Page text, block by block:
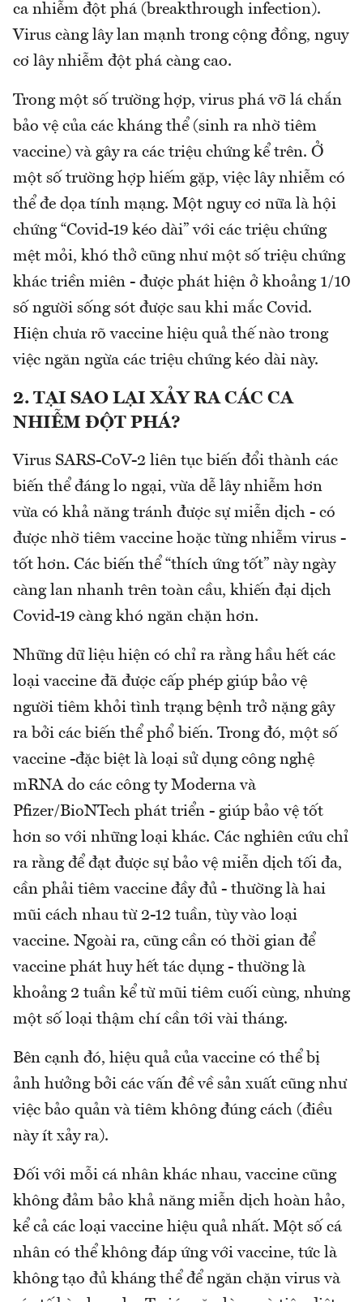
ca nhiễm đột phá (breakthrough infection).
Virus càng lây lan mạnh trong cộng đồng, nguy
cơ lây nhiễm đột phá càng cao.
Trong một số trường hợp, virus phá vỡ lá chắn
bảo vệ của các kháng thể (sinh ra nhờ tiêm
vaccine) và gây ra các triệu chứng kể trên. Ở
một số trường hợp hiếm gặp, việc lây nhiễm có
thể đe dọa tính mạng. Một nguy cơ nữa là hội
chứng “Covid-19 kéo dài” với các triệu chứng
mệt mỏi, khó thở cũng như một số triệu chứng
khác triền miên - được phát hiện ở khoảng 1/10
số người sống sót được sau khi mắc Covid.
Hiện chưa rõ vaccine hiệu quả thế nào trong
việc ngăn ngừa các triệu chứng kéo dài này.
2. TẠI SAO LẠI XẢY RA CÁC CA
NHIỄM ĐỘT PHÁ?
Virus SARS-CoV-2 liên tục biến đổi thành các
biến thể đáng lo ngại, vừa dễ lây nhiễm hơn
vừa có khả năng tránh được sự miễn dịch - có
được nhờ tiêm vaccine hoặc từng nhiễm virus -
tốt hơn. Các biến thể “thích ứng tốt” này ngày
càng lan nhanh trên toàn cầu, khiến đại dịch
Covid-19 càng khó ngăn chặn hơn.
Những dữ liệu hiện có chỉ ra rằng hầu hết các
loại vaccine đã được cấp phép giúp bảo vệ
người tiêm khỏi tình trạng bệnh trở nặng gây
ra bởi các biến thể phổ biến. Trong đó, một số
vaccine -đặc biệt là loại sử dụng công nghệ
mRNA do các công ty Moderna và
Pfizer/BioNTech phát triển - giúp bảo vệ tốt
hơn so với những loại khác. Các nghiên cứu chỉ
ra rằng để đạt được sự bảo vệ miễn dịch tối đa,
cần phải tiêm vaccine đầy đủ - thường là hai
mũi cách nhau từ 2-12 tuần, tùy vào loại
vaccine. Ngoài ra, cũng cần có thời gian để
vaccine phát huy hết tác dụng - thường là
khoảng 2 tuần kể từ mũi tiêm cuối cùng, nhưng
một số loại thậm chí cần tới vài tháng.
Bên cạnh đó, hiệu quả của vaccine có thể bị
ảnh hưởng bởi các vấn đề về sản xuất cũng như
việc bảo quản và tiêm không đúng cách (điều
này ít xảy ra).
Đối với mỗi cá nhân khác nhau, vaccine cũng
không đảm bảo khả năng miễn dịch hoàn hảo,
kể cả các loại vaccine hiệu quả nhất. Một số cá
nhân có thể không đáp ứng với vaccine, tức là
không tạo đủ kháng thể để ngăn chặn virus và